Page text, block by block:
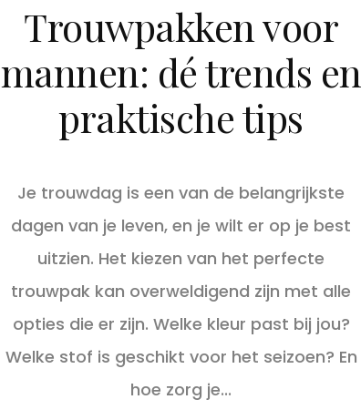
Trouwpakken voor
mannen: dé trends en
praktische tips
Je trouwdag is een van de belangrijkste
dagen van je leven, en je wilt er op je best
uitzien. Het kiezen van het perfecte
trouwpak kan overweldigend zijn met alle
opties die er zijn. Welke kleur past bij jou?
Welke stof is geschikt voor het seizoen? En
hoe zorg je...